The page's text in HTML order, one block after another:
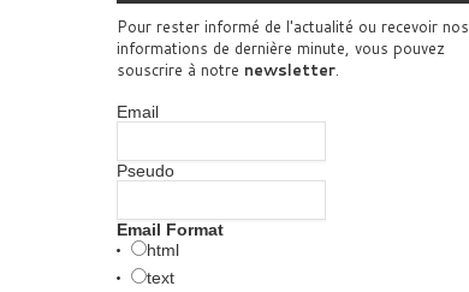
Pour rester informé de l'actualité ou recevoir nos
informations de dernière minute, vous pouvez
souscrire à notre newsletter.
Email
Pseudo
Email Format
html
text